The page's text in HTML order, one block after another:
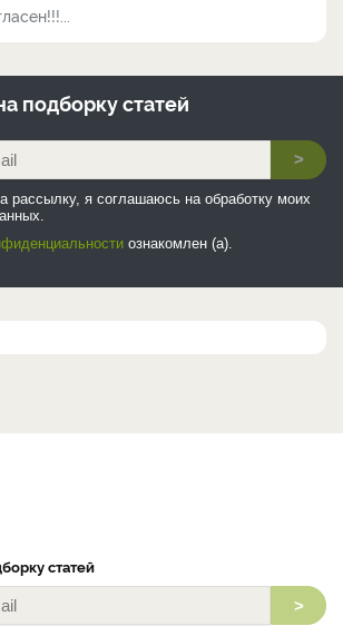
подборку статей
>
рассылку, я соглашаюсь на обработку моих
ознакомлен (а).
статей
>